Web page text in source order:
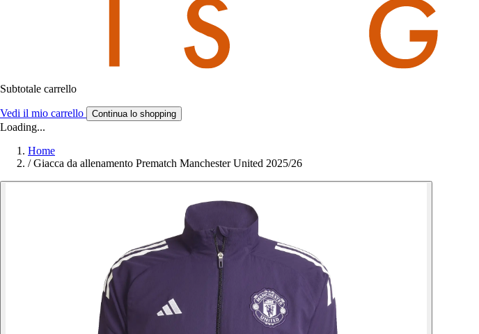
Subtotale carrello
Vedi il mio carrello Continua lo shopping
Loading...
Home
/ Giacca da allenamento Prematch Manchester United 2025/26